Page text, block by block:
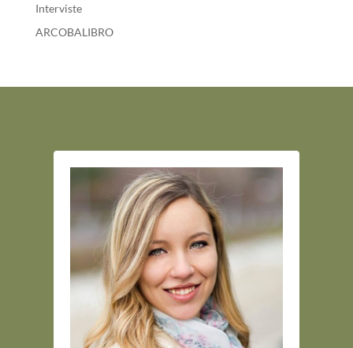
Interviste
ARCOBALIBRO